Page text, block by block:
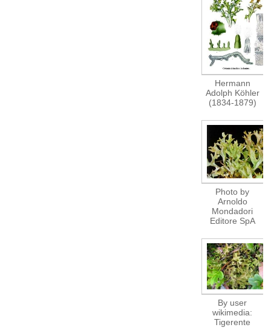
Hermann
Adolph Köhler
(1834-1879)
Photo by
Arnoldo
Mondadori
Editore SpA
By user
wikimedia:
Tigerente